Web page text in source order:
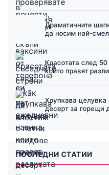
Драматичните
да носим най-
Красотата след
които правят
Хрупкава целувка
десерт за горещи
ПОСЛЕДНИ СТАТИИ